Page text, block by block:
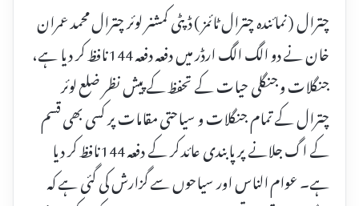
چترال ( نمائندہ چترال ٹائمز ) ڈپٹی کمشنر لوئر چترال محمد عمران
خان نے دو الگ الگ ارڈر میں دفعہ دفعہ 144 نافظ کر دیا ہے،
جنگلات و جنگلی حیات کے تحفظ کے پیش نظر ضلع لوئر
چترال کے تمام جنگلات و سیاحتی مقامات پر کسی بھی قسم
کے اگ جلانے پر پابندی عائد کر کے دفعہ 144 نافظ کر دیا
ہے۔ عوام الناس اور سیاحوں سے گزارش کی گئی ہے کہ